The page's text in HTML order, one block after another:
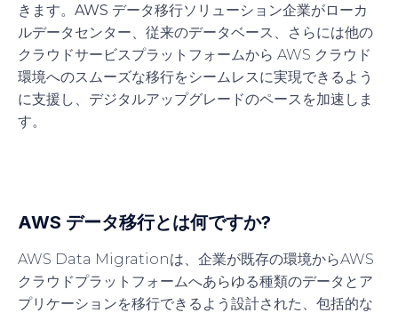
きます。 AWS データ移行ソリューション企業がローカ
ルデータセンター、従来のデータベース、さらには他の
クラウドサービスプラットフォームから AWS クラウド
環境へのスムーズな移行をシームレスに実現できるよう
に支援し、デジタルアップグレードのペースを加速しま
す。
AWS データ移行とは何ですか?
AWS Data Migrationは、企業が既存の環境からAWS
クラウドプラットフォームへあらゆる種類のデータとア
プリケーションを移行できるよう設計された、包括的な